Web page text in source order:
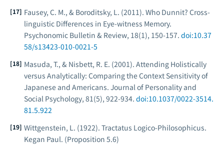
Fausey, C. M., & Boroditsky, L. (2011). Who Dunnit? Cross-
linguistic Differences in Eye-witness Memory.
Psychonomic Bulletin & Review, 18(1), 150-157. doi:10.37
58/s13423-010-0021-5
Masuda, T., & Nisbett, R. E. (2001). Attending Holistically
versus Analytically: Comparing the Context Sensitivity of
Japanese and Americans. Journal of Personality and
Social Psychology, 81(5), 922-934. doi:10.1037/0022-3514.
81.5.922
Wittgenstein, L. (1922). Tractatus Logico-Philosophicus.
Kegan Paul. (Proposition 5.6)